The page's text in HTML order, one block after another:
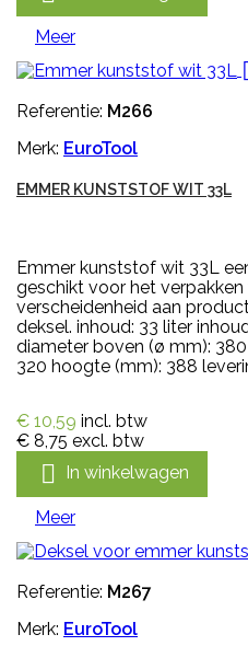
Meer
Referentie: M266
Merk: EuroTool
EMMER KUNSTSTOF WIT 33L
Emmer kunststof wit 33L
geschikt voor het
verscheidenheid aan
deksel. inhoud: 33 liter
diameter boven (ø mm):
320 hoogte (mm): 388
€ 10,59 incl. btw
€ 8,75 excl. btw
 In winkelwagen
Meer
Referentie: M267
Merk: EuroTool